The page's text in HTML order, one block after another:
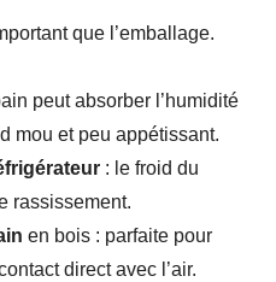
que l’emballage.
peut absorber l’humidité
mou et peu appétissant.
: le froid du
rassissement.
en bois : parfaite pour
direct avec l’air.